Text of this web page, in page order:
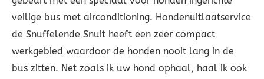
veilige bus met airconditioning. Hondenuitlaatservice
de Snuffelende Snuit heeft een zeer compact
werkgebied waardoor de honden nooit lang in de
bus zitten. Net zoals ik uw hond ophaal, haal ik ook